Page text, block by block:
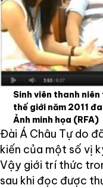
Sinh viên thanh
thế giới năm 2011
Ảnh minh họa (RFA)
Đài Á Châu Tự do
kiến của một số vị
Vậy giới trí thức
sau khi đọc được